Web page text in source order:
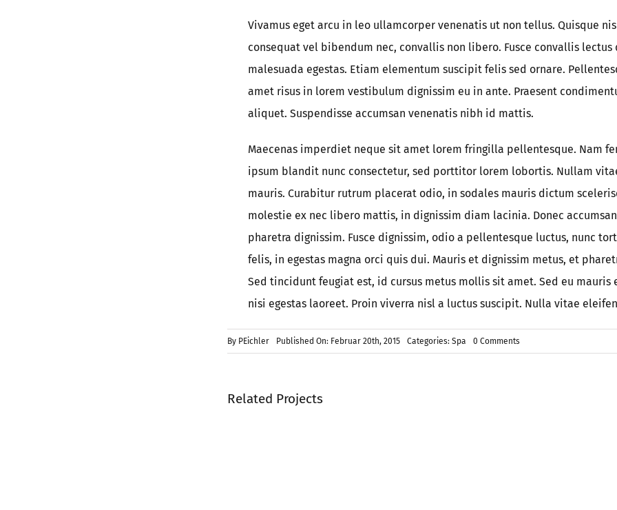
Vivamus eget arcu in leo ullamcorper venenatis ut non tellus. Quisque
consequat vel bibendum nec, convallis non libero. Fusce convallis lectus
malesuada egestas. Etiam elementum suscipit felis sed ornare.
amet risus in lorem vestibulum dignissim eu in ante. Praesent
aliquet. Suspendisse accumsan venenatis nibh id mattis.
Maecenas imperdiet neque sit amet lorem fringilla pellentesque. Nam
ipsum blandit nunc consectetur, sed porttitor lorem lobortis. Nullam
mauris. Curabitur rutrum placerat odio, in sodales mauris dictum
molestie ex nec libero mattis, in dignissim diam lacinia. Donec
pharetra dignissim. Fusce dignissim, odio a pellentesque luctus, nunc
felis, in egestas magna orci quis dui. Mauris et dignissim metus, et
Sed tincidunt feugiat est, id cursus metus mollis sit amet. Sed eu mauris
nisi egestas laoreet. Proin viverra nisl a luctus suscipit. Nulla vitae
By PEichler Published On: Februar 20th, 2015 Categories: Spa 0 Commentson
Related Projects